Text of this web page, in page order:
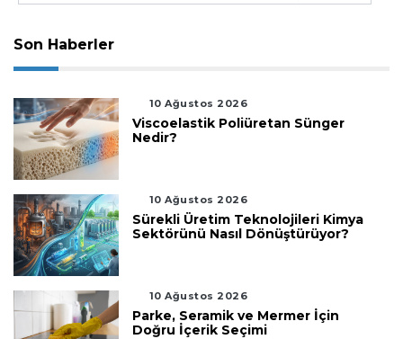
Son Haberler
10 Ağustos 2026
Viscoelastik Poliüretan Sünger
Nedir?
10 Ağustos 2026
Sürekli Üretim Teknolojileri Kimya
Sektörünü Nasıl Dönüştürüyor?
10 Ağustos 2026
Parke, Seramik ve Mermer İçin
Doğru İçerik Seçimi